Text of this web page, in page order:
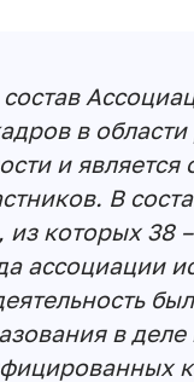
в
и является
В
из которых 38
ассоциации
в